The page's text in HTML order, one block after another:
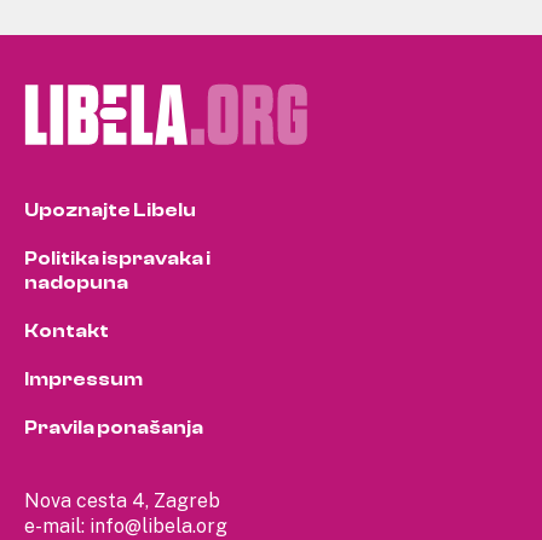
Nova cesta 4, Zagreb
e-mail: info@libela.org
Upoznajte Libelu
Politika ispravaka i
nadopuna
Kontakt
Impressum
Pravila ponašanja